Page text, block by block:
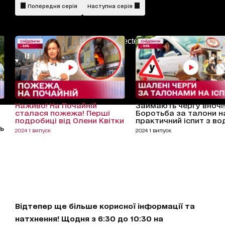
AdBlockDetected!
Попередня серія Наступна серія
Наживо! На Почайній
сталася пожежа! Перші
подробиці від Олени Квітки
2024 1 випуск
Займають чергу вночі!
Боротьба за талони
практичний іспит з
2024 1 випуск
Відтепер ще більше корисної інформації та
натхнення! Щодня з 6:30 до 10:30 на